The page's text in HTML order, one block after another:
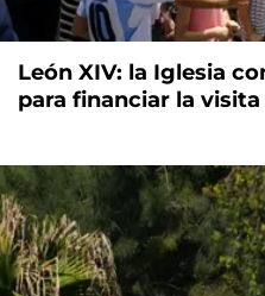
León XIV: la Iglesia
para financiar la visita